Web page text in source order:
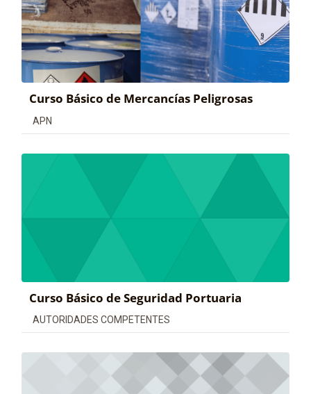
Curso Básico de Mercancías Peligrosas
Categoría de cursos
APN
Curso Básico de Seguridad Portuaria
Categoría de cursos
AUTORIDADES COMPETENTES